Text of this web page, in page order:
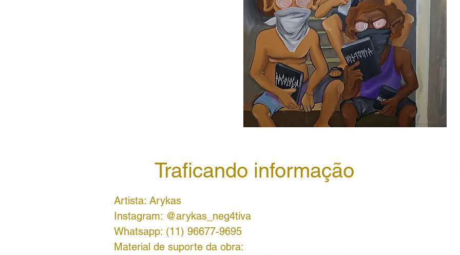
Traficando informação
Artista: Arykas
Instagram: @arykas_neg4tiva
Whatsapp: (11) 96677-9695
Material de suporte da obra: